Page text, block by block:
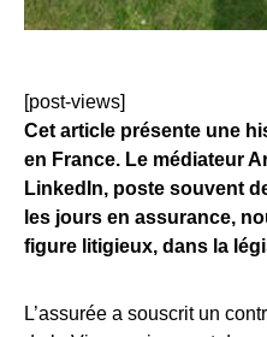
[post-views]
Cet article présente une
en France. Le médiateur
LinkedIn, poste souvent
les jours en assurance,
figure litigieux, dans la
L’assurée a souscrit un